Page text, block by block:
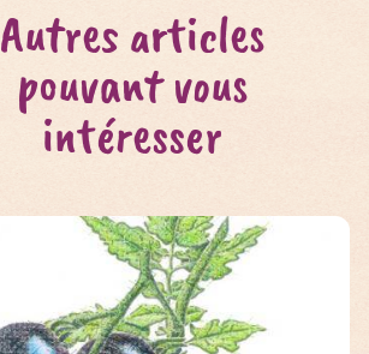
Autres articles
pouvant vous
intéresser